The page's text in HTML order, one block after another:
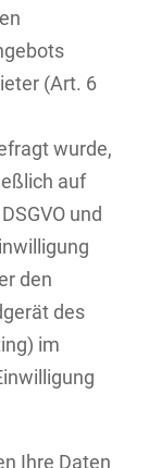
(Art. 6
wurde,
auf
und
den
des
im
Ihre Daten